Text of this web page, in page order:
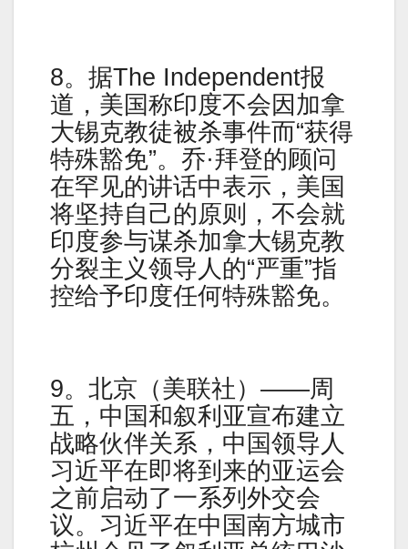
8。据The Independent报
道，美国称印度不会因加拿
大锡克教徒被杀事件而“获得
特殊豁免”。乔·拜登的顾问
在罕见的讲话中表示，美国
将坚持自己的原则，不会就
印度参与谋杀加拿大锡克教
分裂主义领导人的“严重”指
控给予印度任何特殊豁免。
9。北京（美联社）——周
五，中国和叙利亚宣布建立
战略伙伴关系，中国领导人
习近平在即将到来的亚运会
之前启动了一系列外交会
议。习近平在中国南方城市